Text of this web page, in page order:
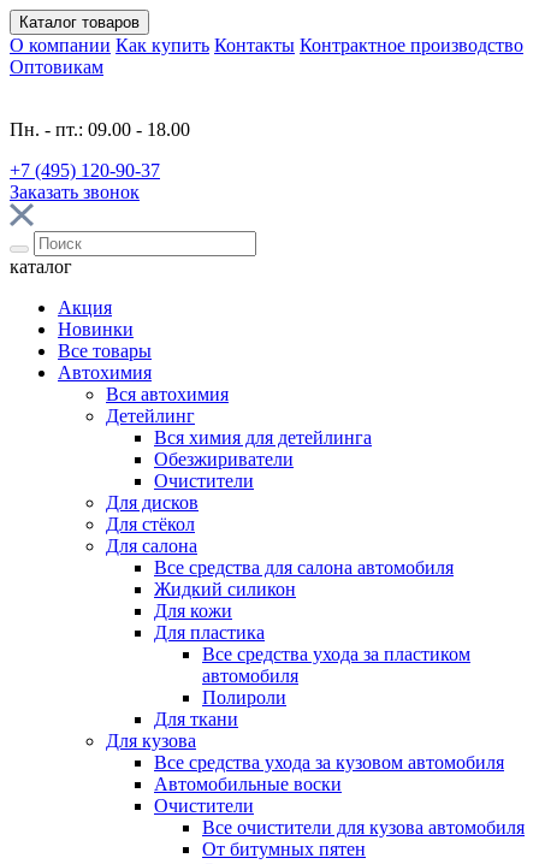
Каталог товаров
О компании Как купить Контакты Контрактное производство
Оптовикам
Пн. - пт.: 09.00 - 18.00
+7 (495) 120-90-37
Заказать звонок
каталог
Акция
Новинки
Все товары
Автохимия
Вся автохимия
Детейлинг
Вся химия для детейлинга
Обезжириватели
Очистители
Для дисков
Для стёкол
Для салона
Все средства для салона автомобиля
Жидкий силикон
Для кожи
Для пластика
Все средства ухода за пластиком
автомобиля
Полироли
Для ткани
Для кузова
Все средства ухода за кузовом автомобиля
Автомобильные воски
Очистители
Все очистители для кузова автомобиля
От битумных пятен